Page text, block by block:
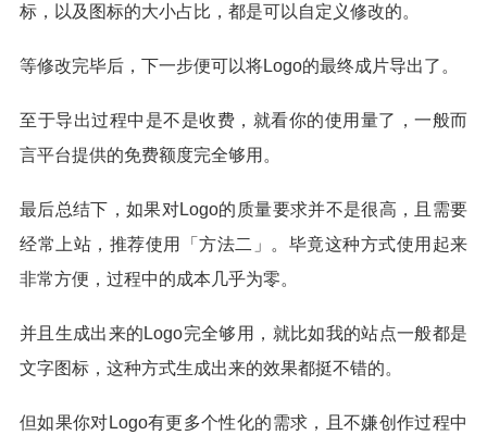
标，以及图标的大小占比，都是可以自定义修改的。
等修改完毕后，下一步便可以将Logo的最终成片导出了。
至于导出过程中是不是收费，就看你的使用量了，一般而
言平台提供的免费额度完全够用。
最后总结下，如果对Logo的质量要求并不是很高，且需要
经常上站，推荐使用「方法二」。毕竟这种方式使用起来
非常方便，过程中的成本几乎为零。
并且生成出来的Logo完全够用，就比如我的站点一般都是
文字图标，这种方式生成出来的效果都挺不错的。
但如果你对Logo有更多个性化的需求，且不嫌创作过程中